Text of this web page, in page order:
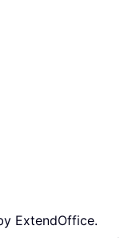
ExtendOffice.